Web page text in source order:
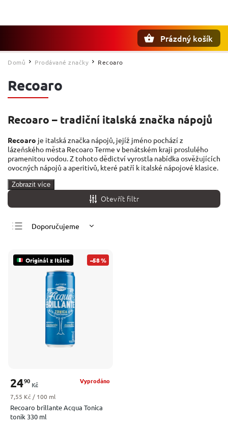
Prázdný košík
Domů / Prodávané značky / Recoaro
Recoaro
Recoaro – tradiční italská značka nápojů
Recoaro je italská značka nápojů, jejíž jméno pochází z
lázeňského města Recoaro Terme v benátském kraji proslulého
pramenitou vodou. Z tohoto dědictví vyrostla nabídka osvěžujících
ovocných nápojů a aperitivů, které patří k italské nápojové klasice.
Zobrazit více
Otevřít filtr
Doporučujeme
Nejdražší
Nejprodávanější
Abecedně
Originál z Itálie –58 %
Recoaro brillante Acqua Tonica
tonik 330 ml
Vyprodáno
2490
Kč
Měrná cena:
7,55 Kč / 100 ml